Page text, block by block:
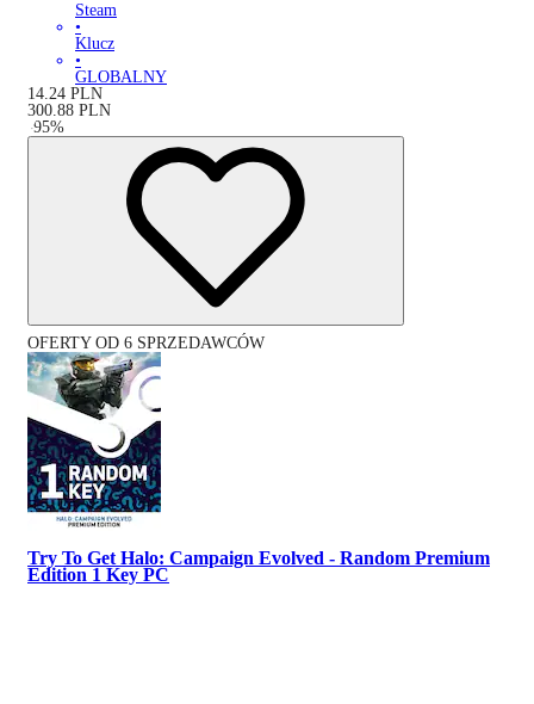
Steam
•
Klucz
•
GLOBALNY
14.24 PLN
300.88 PLN
-95%
OFERTY OD 6 SPRZEDAWCÓW
Try To Get Halo: Campaign Evolved - Random Premium
Edition 1 Key PC